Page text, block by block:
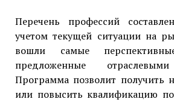
Перечень профессий
учетом текущей ситуации на
вошли самые
предложенные
Программа позволит получить
или повысить квалификацию